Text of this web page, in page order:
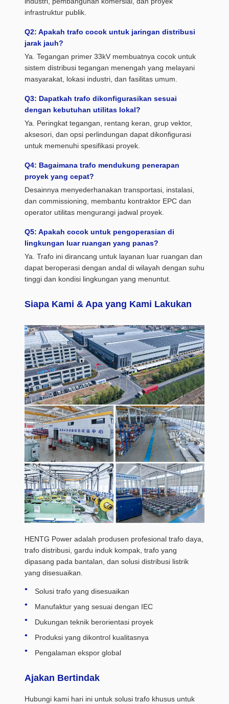
infrastruktur publik.
Q2: Apakah trafo cocok untuk jaringan distribusi
jarak jauh?
Ya. Tegangan primer 33kV membuatnya cocok untuk
sistem distribusi tegangan menengah yang melayani
masyarakat, lokasi industri, dan fasilitas umum.
Q3: Dapatkah trafo dikonfigurasikan sesuai
dengan kebutuhan utilitas lokal?
Ya. Peringkat tegangan, rentang keran, grup vektor,
aksesori, dan opsi perlindungan dapat dikonfigurasi
untuk memenuhi spesifikasi proyek.
Q4: Bagaimana trafo mendukung penerapan
proyek yang cepat?
Desainnya menyederhanakan transportasi, instalasi,
dan commissioning, membantu kontraktor EPC dan
operator utilitas mengurangi jadwal proyek.
Q5: Apakah cocok untuk pengoperasian di
lingkungan luar ruangan yang panas?
Ya. Trafo ini dirancang untuk layanan luar ruangan dan
dapat beroperasi dengan andal di wilayah dengan suhu
tinggi dan kondisi lingkungan yang menuntut.
Siapa Kami & Apa yang Kami Lakukan
HENTG Power adalah produsen profesional trafo daya,
trafo distribusi, gardu induk kompak, trafo yang
dipasang pada bantalan, dan solusi distribusi listrik
yang disesuaikan.
Solusi trafo yang disesuaikan
Manufaktur yang sesuai dengan IEC
Dukungan teknik berorientasi proyek
Produksi yang dikontrol kualitasnya
Pengalaman ekspor global
Ajakan Bertindak
Hubungi kami hari ini untuk solusi trafo khusus untuk